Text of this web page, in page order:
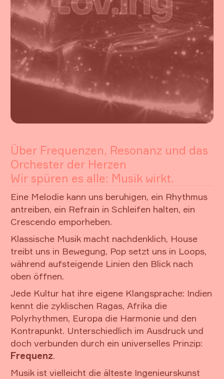
Über Frequenzen, Resonanz und das
Orchester der Herzen
Wir spüren es alle: Musik wirkt.
Eine Melodie kann uns beruhigen, ein Rhythmus
antreiben, ein Refrain in Schleifen halten, ein
Crescendo emporheben.
Klassische Musik macht nachdenklich, House
treibt uns in Bewegung, Pop setzt uns in Loops,
während aufsteigende Linien den Blick nach
oben öffnen.
Jede Kultur hat ihre eigene Klangsprache: Indien
kennt die zyklischen Ragas, Afrika die
Polyrhythmen, Europa die Harmonie und den
Kontrapunkt. Unterschiedlich im Ausdruck und
doch verbunden durch ein universelles Prinzip:
Frequenz.
Musik ist vielleicht die älteste Ingenieurskunst